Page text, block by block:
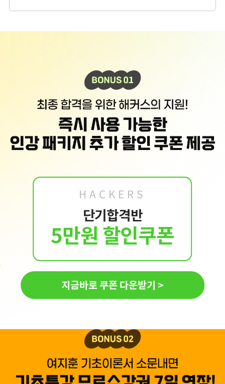
2. 개인정보 수집·이용 항목: 이름, 휴대폰번호, 이메일
벤트 참여일로부터 2년 이내 회원 탈퇴한 경우에는 참여일로부터 2년 동안 보관 후 파
HACKERS
단기합격반
5만원 할인쿠폰
지금바로 쿠폰 다운받기 >